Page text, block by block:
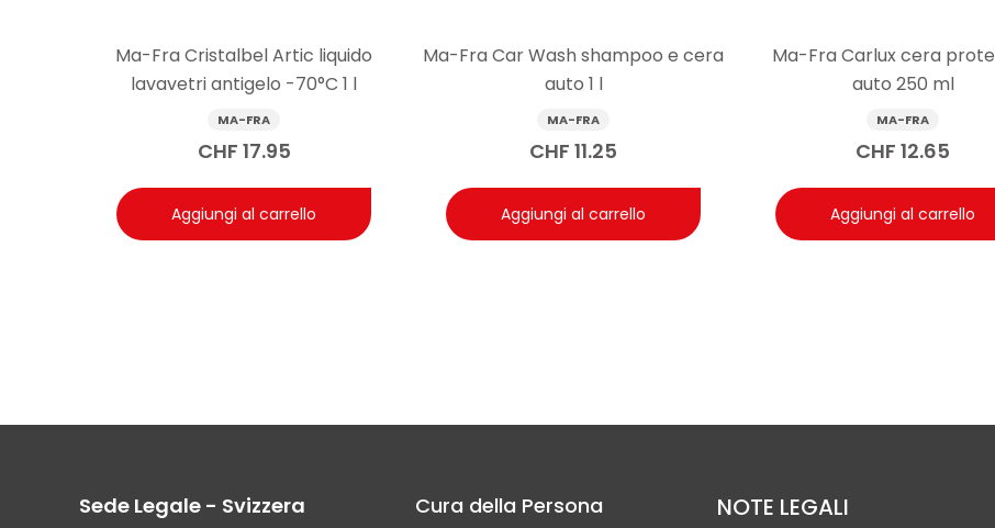
Ma-Fra Cristalbel Artic liquido
lavavetri antigelo -70°C 1 l
MA-FRA
CHF 17.95
Aggiungi al carrello
Ma-Fra Car Wash shampoo e cera
auto 1 l
MA-FRA
CHF 11.25
Aggiungi al carrello
Ma-Fra Carlux cera
auto 250 ml
MA-FRA
CHF 12.65
Aggiungi al carrello
Sede Legale - Svizzera
Cura della Persona
NOTE LEGALI